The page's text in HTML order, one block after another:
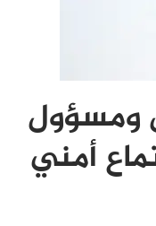
ومسؤول
أمني